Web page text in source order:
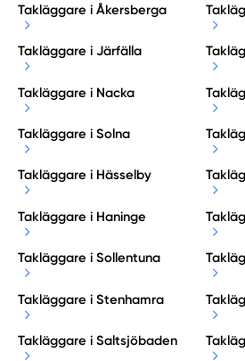
Takläggare i Åkersberga
Takläggare i Järfälla
Takläggare i Nacka
Takläggare i Solna
Takläggare i Hässelby
Takläggare i Haninge
Takläggare i Sollentuna
Takläggare i Stenhamra
Takläggare i Saltsjöbaden